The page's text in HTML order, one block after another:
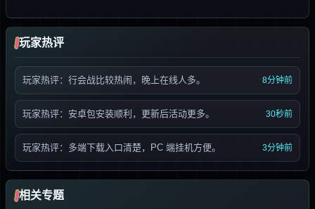
玩家热评
玩家热评：行会战比较热闹，晚上在线人多。 8分钟前
玩家热评：安卓包安装顺利，更新后活动更多。 30秒前
玩家热评：多端下载入口清楚，PC 端挂机方便。 3分钟前
相关专题